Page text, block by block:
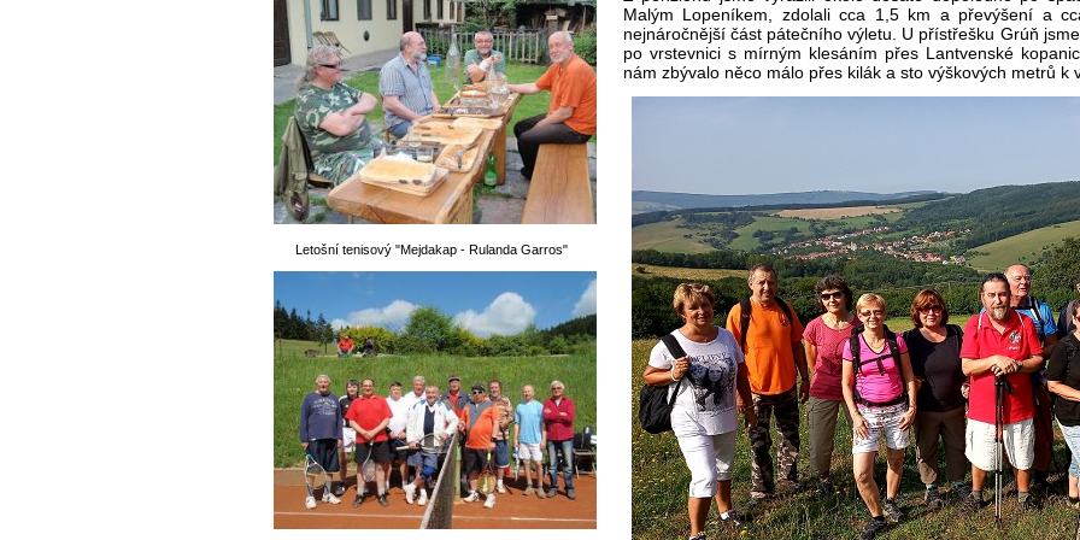
Malým Lopeníkem, zdolali cca 1,5 km a převýšení a
nejnáročnější část pátečního výletu. U přístřešku Grúň
po vrstevnici s mírným klesáním přes Lantvenské
nám zbývalo něco málo přes kilák a sto výškových metrů k
Letošní tenisový "Mejdakap - Rulanda Garros"